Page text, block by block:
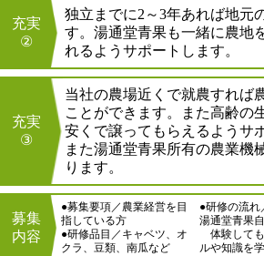
充実
②
独立までに2～3年あれば地元
す。湯通堂青果も一緒に農地
れるようサポートします。
充実
③
当社の農場近くで就農すれば
ことができます。また高齢の
安くで譲ってもらえるようサ
また湯通堂青果所有の農業機
ります。
募集
内容
●募集要項／農業経営を目
指している方
●研修品目／キャベツ、オ
クラ、豆類、南瓜など
●研修の流れ
湯通堂青果
体験して
ルや知識を